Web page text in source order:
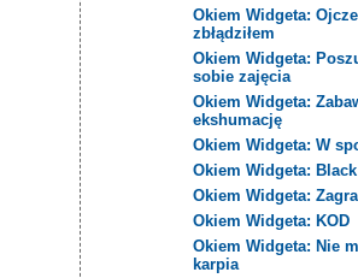
Okiem Widgeta: Ojcze
zbłądziłem
Okiem Widgeta:
sobie zajęcia
Okiem Widgeta:
ekshumację
Okiem Widgeta: W
Okiem Widgeta:
Okiem Widgeta:
Okiem Widgeta: KOD
Okiem Widgeta: Nie
karpia